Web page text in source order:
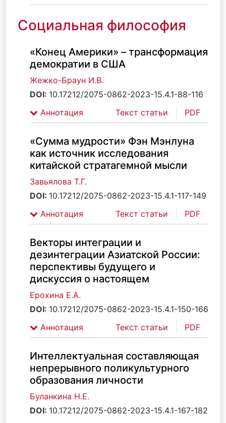
Социальная философия
«Конец Америки» – трансформация
демократии в США
Жежко-Браун И.В.
DOI: 10.17212/2075-0862-2023-15.4.1-88-116
Аннотация
Текст статьи PDF
«Сумма мудрости» Фэн Мэнлуна
как источник исследования
китайской стратагемной мысли
Завьялова Т.Г.
DOI: 10.17212/2075-0862-2023-15.4.1-117-149
Аннотация
Текст статьи PDF
Векторы интеграции и
дезинтеграции Азиатской России:
перспективы будущего и
дискуссия о настоящем
Ерохина Е.А.
DOI: 10.17212/2075-0862-2023-15.4.1-150-166
Аннотация
Текст статьи PDF
Интеллектуальная составляющая
непрерывного поликультурного
образования личности
Буланкина Н.Е.
DOI: 10.17212/2075-0862-2023-15.4.1-167-182